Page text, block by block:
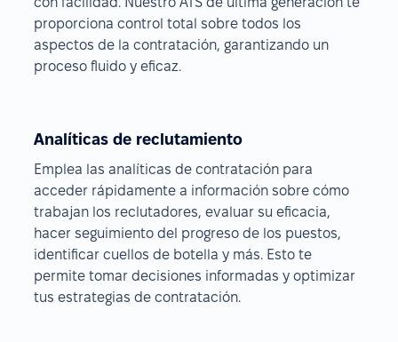
proporciona control total sobre todos los
aspectos de la contratación, garantizando un
proceso fluido y eficaz.
Analíticas de reclutamiento
Emplea las analíticas de contratación para
acceder rápidamente a información sobre cómo
trabajan los reclutadores, evaluar su eficacia,
hacer seguimiento del progreso de los puestos,
identificar cuellos de botella y más. Esto te
permite tomar decisiones informadas y optimizar
tus estrategias de contratación.